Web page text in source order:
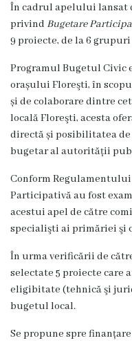
primarului
Proiecte
investiționale
Proiecte
în
derulare
Proiecte
prioritare
finanțare
Proiecte
finalizate
În cadrul apelului lansat
privind Bugetare
9 proiecte, de la 6
Programul Bugetul
orașului Floreşti, în
și de colaborare dintre
locală Floreşti, acesta
directă și posibilitatea
bugetar al autorității
Conform
Participativă au fost
acestui apel de către
specialişti ai primăriei şi
În urma verificării de
selectate 5 proiecte
eligibitate (tehnică şi
bugetul local.
Se propune spre